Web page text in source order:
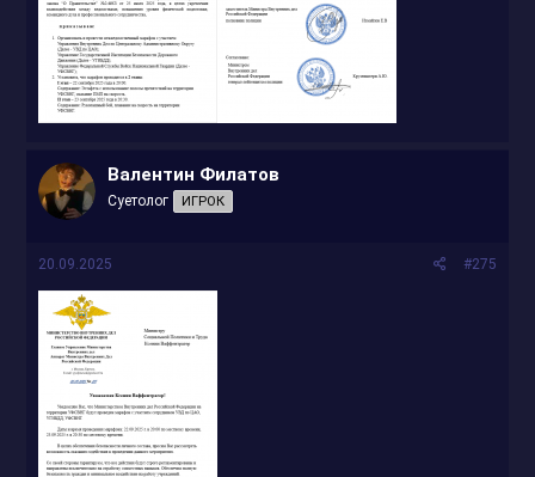
Валентин Филатов
Суетолог ИГРОК
20.09.2025 #275